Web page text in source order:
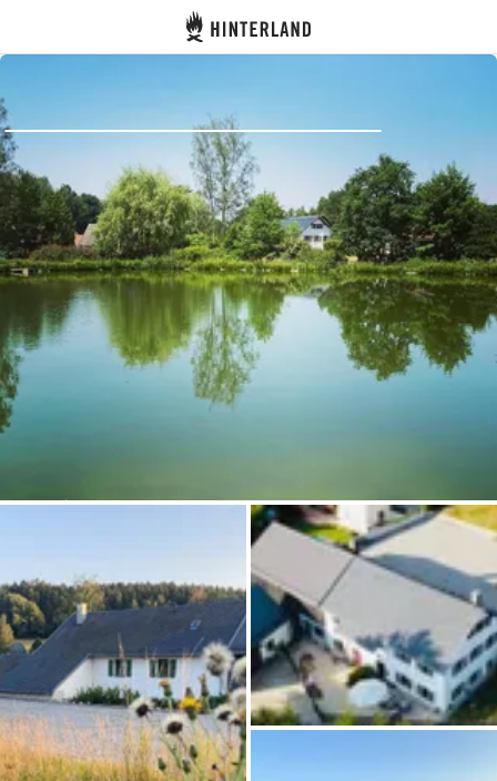
Hinterland
Iniciar sesión
Registrarse
Conviértete en anfitrión
Inspiración fotográfica
Consejos e inspiración
Historias
Cupones